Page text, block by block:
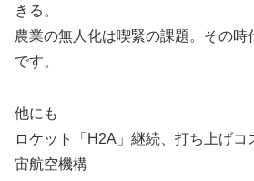
きる。
農業の無人化は喫緊の課題。その時
です。
他にも
ロケット「H2A」継続、打ち上げ
宙航空機構